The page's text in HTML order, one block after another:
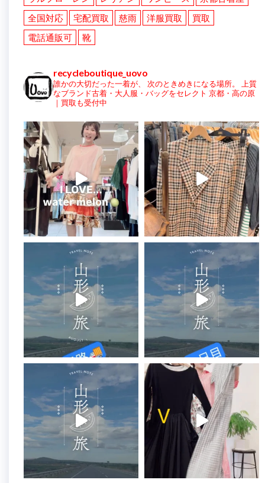
全国対応
宅配買取 慈雨 洋服買取
買取
電話通販可
靴
recycleboutique_uovo
誰かの大切だった一着が、 次のときめきになる場所。
上質
なブランド古着・大人服・バッグをセレクト 京都・高の原
｜買取も受付中